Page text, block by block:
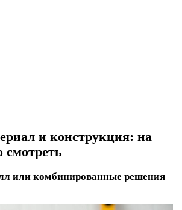
и конструкция: на
смотреть
или комбинированные решения